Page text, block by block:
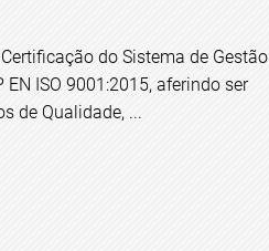
do Sistema de Gestão
ISO 9001:2015, aferindo ser
de Qualidade, ...